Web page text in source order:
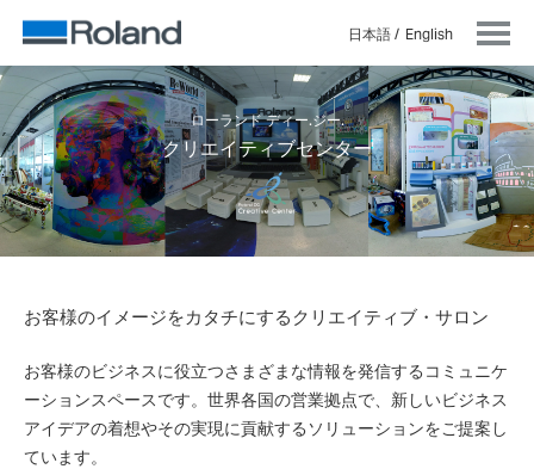
日本語 English
ローランド ディー.ジー.
クリエイティブセンター
お客様のイメージをカタチにするクリエイティブ・サロン
お客様のビジネスに役立つさまざまな情報を発信するコミュニケ
ーションスペースです。世界各国の営業拠点で、新しいビジネス
アイデアの着想やその実現に貢献するソリューションをご提案し
ています。